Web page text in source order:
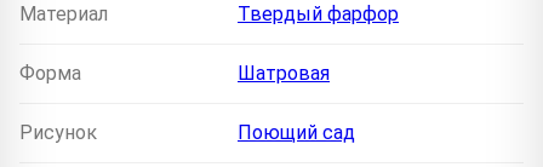
Материал Твердый фарфор
Форма Шатровая
Рисунок Поющий сад